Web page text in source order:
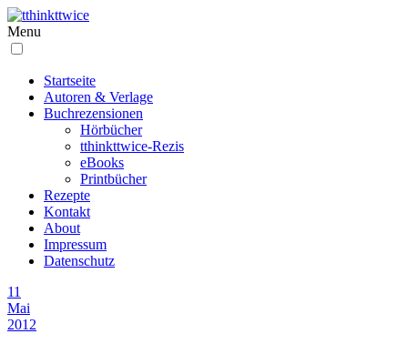
Menu
Startseite
Autoren & Verlage
Buchrezensionen
Hörbücher
tthinkttwice-Rezis
eBooks
Printbücher
Rezepte
Kontakt
About
Impressum
Datenschutz
11
Mai
2012